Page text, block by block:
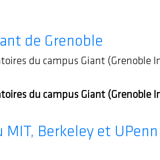
de Grenoble
du campus Giant (Grenoble
du campus Giant (Grenoble
Berkeley et